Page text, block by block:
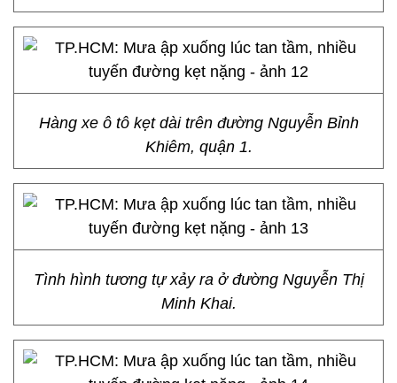
Hàng xe ô tô kẹt dài trên đường Nguyễn Bỉnh
Khiêm, quận 1.
Tình hình tương tự xảy ra ở đường Nguyễn Thị
Minh Khai.